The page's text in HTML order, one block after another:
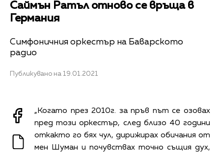
Саймън Ратъл отново се връща в
Германия
Симфоничния оркестър на Баварското
радио
Публикувано на 19.01.2021
„Когато през 2010г. за пръв път се озовах
пред този оркестър, след близо 40 години
откакто го бях чул, дирижирах обичания от
мен Шуман и почувствах точно същия дух,